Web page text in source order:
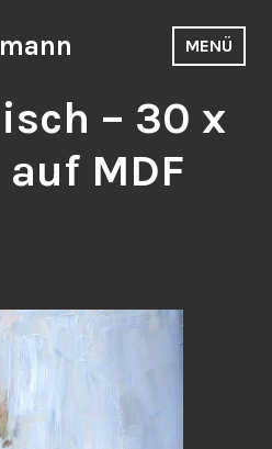
MENÜ
– 30 x
MDF